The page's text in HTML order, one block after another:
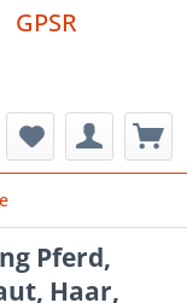
GPSR
Pferd,
Haar,